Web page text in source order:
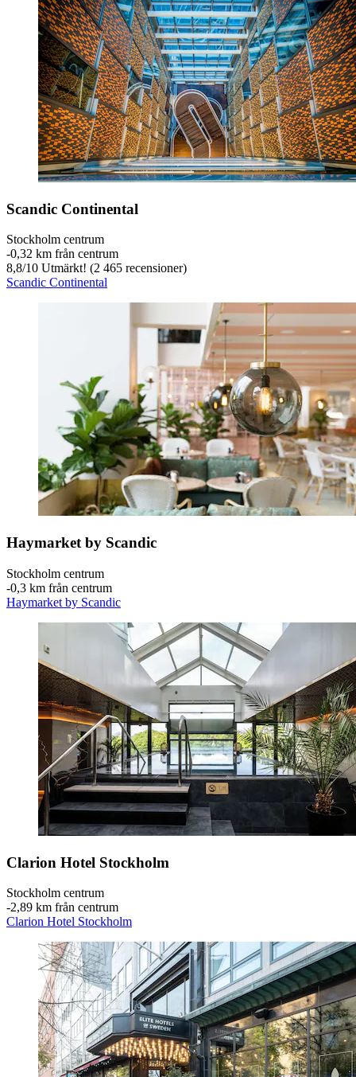
Scandic Continental
Stockholm centrum
‐0,32 km från centrum
8,8/10 Utmärkt! (2 465 recensioner)
Scandic Continental
Haymarket by Scandic
Stockholm centrum
‐0,3 km från centrum
Haymarket by Scandic
Clarion Hotel Stockholm
Stockholm centrum
‐2,89 km från centrum
Clarion Hotel Stockholm